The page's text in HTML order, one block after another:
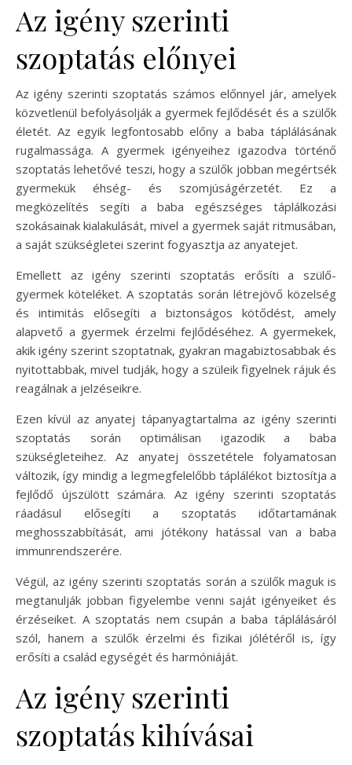
Az igény szerinti
szoptatás előnyei
Az igény szerinti szoptatás számos előnnyel jár, amelyek
közvetlenül befolyásolják a gyermek fejlődését és a szülők
életét. Az egyik legfontosabb előny a baba táplálásának
rugalmassága. A gyermek igényeihez igazodva történő
szoptatás lehetővé teszi, hogy a szülők jobban megértsék
gyermekük éhség- és szomjúságérzetét. Ez a
megközelítés segíti a baba egészséges táplálkozási
szokásainak kialakulását, mivel a gyermek saját ritmusában,
a saját szükségletei szerint fogyasztja az anyatejet.
Emellett az igény szerinti szoptatás erősíti a szülő-
gyermek köteléket. A szoptatás során létrejövő közelség
és intimitás elősegíti a biztonságos kötődést, amely
alapvető a gyermek érzelmi fejlődéséhez. A gyermekek,
akik igény szerint szoptatnak, gyakran magabiztosabbak és
nyitottabbak, mivel tudják, hogy a szüleik figyelnek rájuk és
reagálnak a jelzéseikre.
Ezen kívül az anyatej tápanyagtartalma az igény szerinti
szoptatás során optimálisan igazodik a baba
szükségleteihez. Az anyatej összetétele folyamatosan
változik, így mindig a legmegfelelőbb táplálékot biztosítja a
fejlődő újszülött számára. Az igény szerinti szoptatás
ráadásul elősegíti a szoptatás időtartamának
meghosszabbítását, ami jótékony hatással van a baba
immunrendszerére.
Végül, az igény szerinti szoptatás során a szülők maguk is
megtanulják jobban figyelembe venni saját igényeiket és
érzéseiket. A szoptatás nem csupán a baba táplálásáról
szól, hanem a szülők érzelmi és fizikai jólétéről is, így
erősíti a család egységét és harmóniáját.
Az igény szerinti
szoptatás kihívásai